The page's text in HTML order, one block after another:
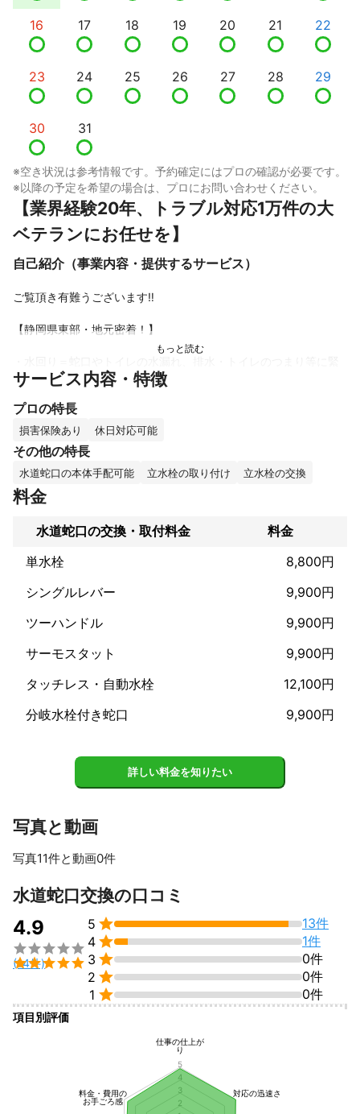
16 17 18 19 20 21 22
23 24 25 26 27 28 29
30 31
※空き状況は参考情報です。予約確定にはプロの確認が必要です。
※以降の予定を希望の場合は、プロにお問い合わせください。
【業界経験20年、トラブル対応1万件の大
ベテランにお任せを】
自己紹介（事業内容・提供するサービス）
ご覧頂き有難うございます‼︎
【静岡県東部・地元密着！】
急訪問
・水栓や便器の交換も承ります
・お客様のライフスタイルに合ったベストなご提案
・土日祝日も対応致します
【業界経験20年、ベテラン職人にお任せ下さい！】
・大手・中規模の水道屋さんで経験を積んで独立して7年。
・数えたことはありませんが、作業数は1万件超え？
・一部上場の管理会社様、各お取引先様、個人宅のお客様、多く
のリピートのお客様から日々「ありがとう！」と言って頂ける事
を喜び・糧にして頑張ってます
けるサービスをご提供致します！】
大手・中規模水道屋で体験した、売り上げ至上主義、また経験浅
問を感じ、
・お客様のライフスタイルにあった提案
・プロとして妥協のない行動
【地域（静岡県東部）限定にさせて下さい！】
・移動コスト（費用、時間）を抑え、
・さらに一件一件、時間をかけ丁寧な作業が出来、
・また、何かあった時にはすぐに駆けつけられます。
抑えるべきコストでなければ、材料をけちったり、作業時間を削
らなければ利益が出ないという事になります。
それではお客様の大切な財産を守れません。
延いてはお客様のご納得、ご満足に繋がりません。
「ありがとう！」「あなたに頼んで良かった」
この一言が私の一番のモチベーションです！
【業界経験20年、ベテラン職人にお任せ下さい！】
・大手・中規模の水道屋さんで経験を積んで独立して7年。
サービス内容・特徴
プロの特長
損害保険あり 休日対応可能
その他の特長
水道蛇口の本体手配可能 立水栓の取り付け 立水栓の交換
料金
水道蛇口の交換・取付料金
料金
単水栓
8,800円
シングルレバー
9,900円
ツーハンドル
9,900円
サーモスタット
9,900円
タッチレス・自動水栓
12,100円
分岐水栓付き蛇口
9,900円
詳しい料金を知りたい
写真と動画
写真11件と動画0件
水道蛇口交換の口コミ
4.9


(14件)
5 
13件
4 
1件
3 
0件
2 
0件
1  0件
項目別評価
仕事の仕上が
り
対応の迅速さ
料金・費用の
お手ごろ感
2
3
4
5